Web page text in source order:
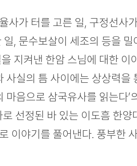
사가 터를 고른 일, 구정선사
일, 문수보살이 세조의 등을
지켜낸 한암 스님에 대한
사실의 틈 사이에는 상상력을
마음으로 삼국유사를 읽는다’
선정된 바 있는 이도흠 한
이야기를 풀어낸다. 풍부한